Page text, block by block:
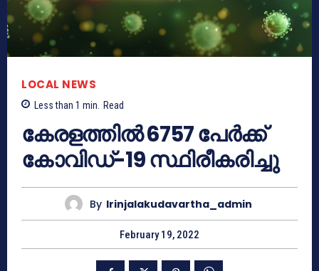
LOCAL NEWS
Less than 1 min. Read
കേരളത്തില്‍ 6757 പേര്‍ക്ക്
കോവിഡ്-19 സ്ഥിരീകരിച്ചു
By Irinjalakudavartha_admin
February 19, 2022